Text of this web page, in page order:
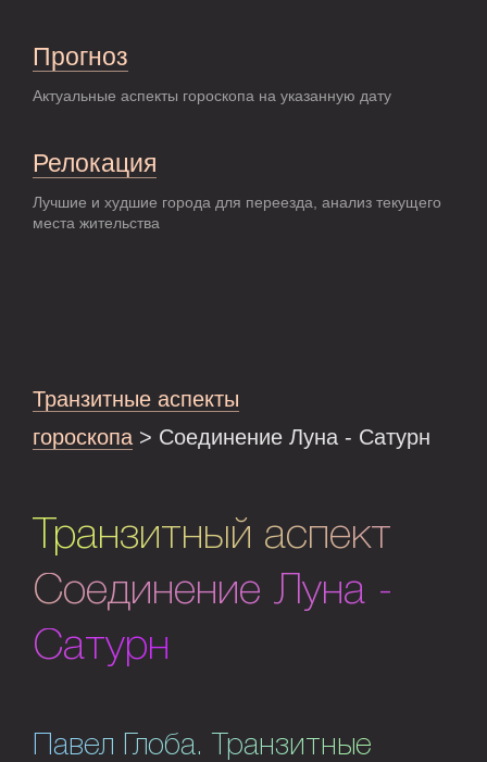
Прогноз
Актуальные аспекты гороскопа на указанную дату
Релокация
Лучшие и худшие города для переезда, анализ текущего
места жительства
Транзитные аспекты
гороскопа > Соединение Луна - Сатурн
Транзитный аспект
Соединение Луна -
Сатурн
Павел Глоба. Транзитные